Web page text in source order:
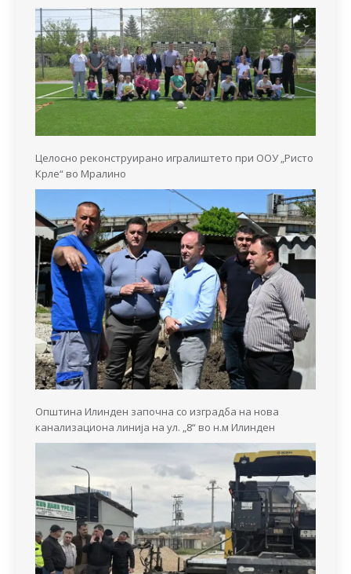
Целосно реконструирано игралиштето при ООУ „Ристо
Крле“ во Мралино
Општина Илинден започна со изградба на нова
канализациона линија на ул. „8“ во н.м Илинден